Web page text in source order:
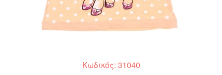
Κωδικός: 31040